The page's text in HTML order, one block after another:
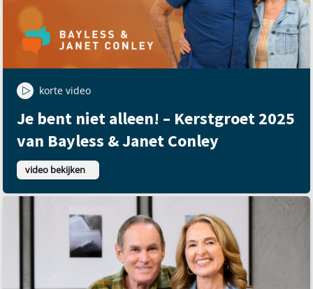
korte video
Je bent niet alleen! – Kerstgroet 2025
van Bayless & Janet Conley
video bekijken